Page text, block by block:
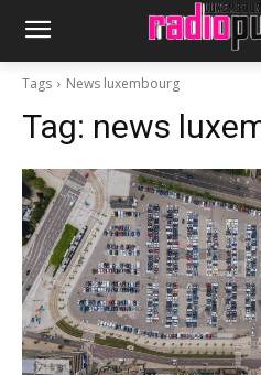
Tags News luxembourg
Tag: news